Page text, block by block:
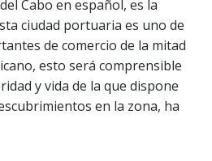
Cabo en español, es la
ciudad portuaria es uno de
de comercio de la mitad
esto será comprensible
y vida de la que dispone
en la zona, ha